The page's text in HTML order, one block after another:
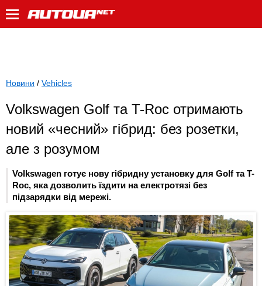
Новини / Vehicles
Volkswagen Golf та T-Roc отримають
новий «чесний» гібрид: без розетки,
але з розумом
Volkswagen готує нову гібридну установку для Golf та T-
Roc, яка дозволить їздити на електротязі без
підзарядки від мережі.